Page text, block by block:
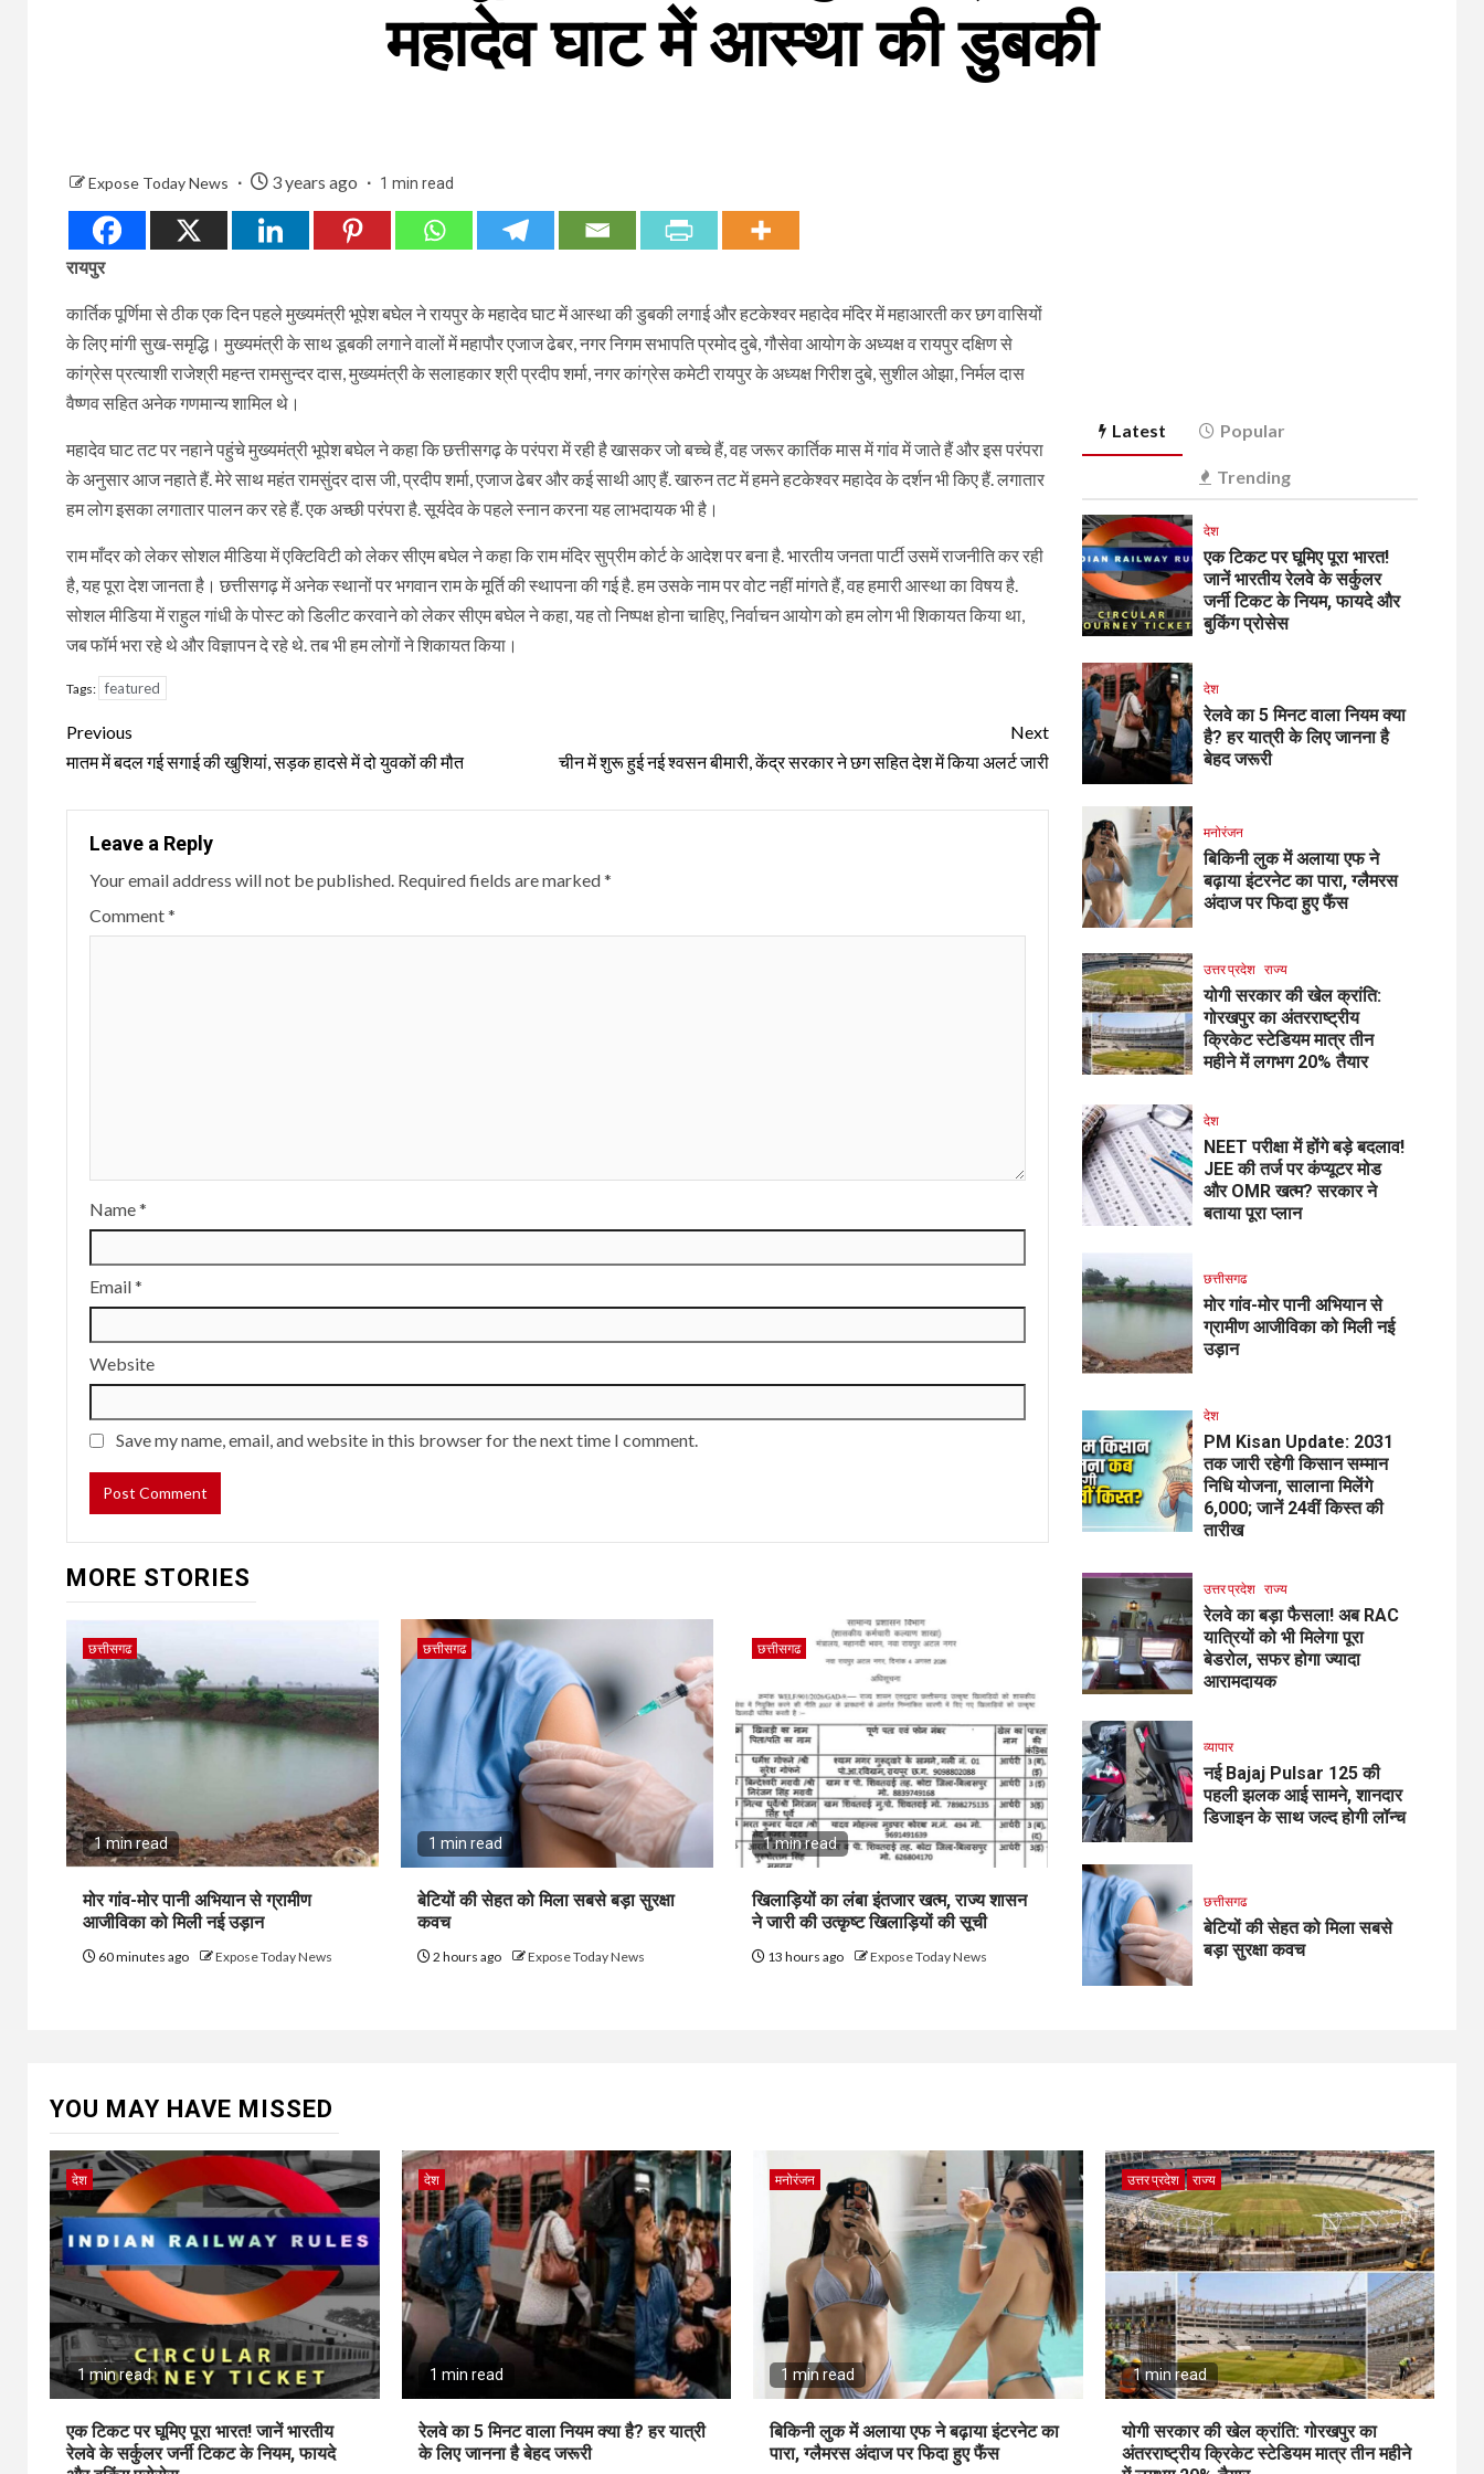
महादेव घाट में आस्था की डुबकी
Expose Today News 3 years ago 1 min read
रायपुर
कार्तिक पूर्णिमा से ठीक एक दिन पहले मुख्यमंत्री भूपेश बघेल ने रायपुर के महादेव घाट में आस्था की डुबकी लगाई और हटकेश्वर महादेव मंदिर में महाआरती कर छग वासियों
के लिए मांगी सुख-समृद्धि। मुख्यमंत्री के साथ डूबकी लगाने वालों में महापौर एजाज ढेबर, नगर निगम सभापति प्रमोद दुबे, गौसेवा आयोग के अध्यक्ष व रायपुर दक्षिण से
कांग्रेस प्रत्याशी राजेश्री महन्त रामसुन्दर दास, मुख्यमंत्री के सलाहकार श्री प्रदीप शर्मा, नगर कांग्रेस कमेटी रायपुर के अध्यक्ष गिरीश दुबे, सुशील ओझा, निर्मल दास
वैष्णव सहित अनेक गणमान्य शामिल थे।
महादेव घाट तट पर नहाने पहुंचे मुख्यमंत्री भूपेश बघेल ने कहा कि छत्तीसगढ़ के परंपरा में रही है खासकर जो बच्चे हैं, वह जरूर कार्तिक मास में गांव में जाते हैं और इस परंपरा
के अनुसार आज नहाते हैं. मेरे साथ महंत रामसुंदर दास जी, प्रदीप शर्मा, एजाज ढेबर और कई साथी आए हैं. खारुन तट में हमने हटकेश्वर महादेव के दर्शन भी किए हैं. लगातार
हम लोग इसका लगातार पालन कर रहे हैं. एक अच्छी परंपरा है. सूर्यदेव के पहले स्नान करना यह लाभदायक भी है।
राम माँदर को लेकर सोशल मीडिया में एक्टिविटी को लेकर सीएम बघेल ने कहा कि राम मंदिर सुप्रीम कोर्ट के आदेश पर बना है. भारतीय जनता पार्टी उसमें राजनीति कर रही
है, यह पूरा देश जानता है। छत्तीसगढ़ में अनेक स्थानों पर भगवान राम के मूर्ति की स्थापना की गई है. हम उसके नाम पर वोट नहीं मांगते हैं, वह हमारी आस्था का विषय है.
सोशल मीडिया में राहुल गांधी के पोस्ट को डिलीट करवाने को लेकर सीएम बघेल ने कहा, यह तो निष्पक्ष होना चाहिए, निर्वाचन आयोग को हम लोग भी शिकायत किया था,
जब फॉर्म भरा रहे थे और विज्ञापन दे रहे थे. तब भी हम लोगों ने शिकायत किया।
Tags: featured
Continue
Reading
Previous
मातम में बदल गई सगाई की खुशियां, सड़क हादसे में दो युवकों की मौत
Next
चीन में शुरू हुई नई श्वसन बीमारी, केंद्र सरकार ने छग सहित देश में किया अलर्ट जारी
Leave a Reply
Your email address will not be published. Required fields are marked*
Comment*
Name*
Email*
Website
Save my name, email, and website in this browser for the next time I comment.
MORE STORIES
छत्तीसगढ
1 min read
मोर गांव-मोर पानी अभियान से ग्रामीण
आजीविका को मिली नई उड़ान
60 minutes ago Expose Today News
छत्तीसगढ
1 min read
बेटियों की सेहत को मिला सबसे बड़ा सुरक्षा
कवच
2 hours ago Expose Today News
छत्तीसगढ
1 min read
खिलाड़ियों का लंबा इंतजार खत्म, राज्य शासन
ने जारी की उत्कृष्ट खिलाड़ियों की सूची
13 hours ago Expose Today News
Latest Popular
Trending
देश
एक टिकट पर घूमिए पूरा भारत!
जानें भारतीय रेलवे के सर्कुलर
जर्नी टिकट के नियम, फायदे और
बुकिंग प्रोसेस
देश
रेलवे का 5 मिनट वाला नियम क्या
है? हर यात्री के लिए जानना है
बेहद जरूरी
मनोरंजन
बिकिनी लुक में अलाया एफ ने
बढ़ाया इंटरनेट का पारा, ग्लैमरस
अंदाज पर फिदा हुए फैंस
उत्तर प्रदेश राज्य
योगी सरकार की खेल क्रांति:
गोरखपुर का अंतरराष्ट्रीय
क्रिकेट स्टेडियम मात्र तीन
महीने में लगभग 20% तैयार
देश
NEET परीक्षा में होंगे बड़े बदलाव!
JEE की तर्ज पर कंप्यूटर मोड
और OMR खत्म? सरकार ने
बताया पूरा प्लान
छत्तीसगढ
मोर गांव-मोर पानी अभियान से
ग्रामीण आजीविका को मिली नई
उड़ान
देश
PM Kisan Update: 2031
तक जारी रहेगी किसान सम्मान
निधि योजना, सालाना मिलेंगे
₹6,000; जानें 24वीं किस्त की
तारीख
उत्तर प्रदेश राज्य
रेलवे का बड़ा फैसला! अब RAC
यात्रियों को भी मिलेगा पूरा
बेडरोल, सफर होगा ज्यादा
आरामदायक
व्यापार
नई Bajaj Pulsar 125 की
पहली झलक आई सामने, शानदार
डिजाइन के साथ जल्द होगी लॉन्च
छत्तीसगढ
बेटियों की सेहत को मिला सबसे
बड़ा सुरक्षा कवच
YOU MAY HAVE MISSED
देश
1 min read
एक टिकट पर घूमिए पूरा भारत! जानें भारतीय
रेलवे के सर्कुलर जर्नी टिकट के नियम, फायदे
देश
1 min read
रेलवे का 5 मिनट वाला नियम क्या है? हर यात्री
के लिए जानना है बेहद जरूरी
मनोरंजन
1 min read
बिकिनी लुक में अलाया एफ ने बढ़ाया इंटरनेट का
पारा, ग्लैमरस अंदाज पर फिदा हुए फैंस
उत्तर प्रदेश राज्य
1 min read
योगी सरकार की खेल क्रांति: गोरखपुर का
अंतरराष्ट्रीय क्रिकेट स्टेडियम मात्र तीन महीने